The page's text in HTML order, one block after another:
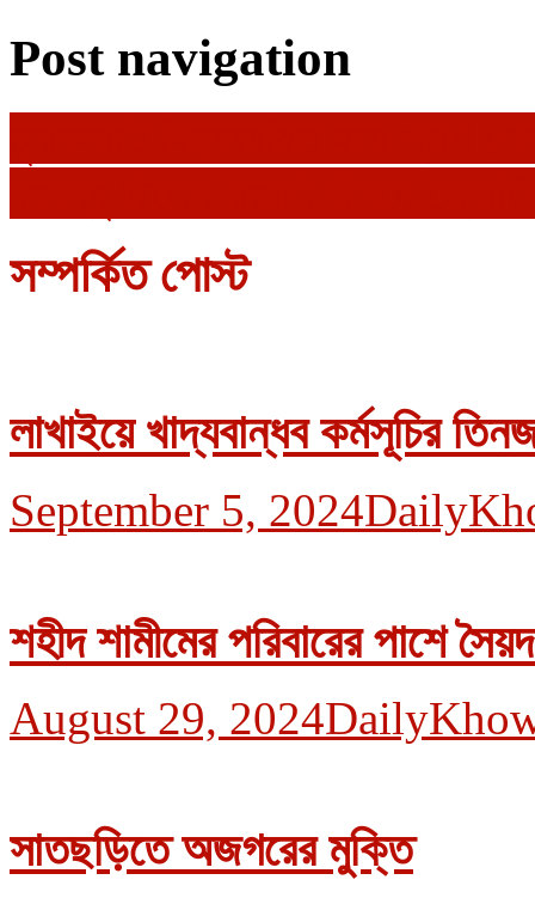
Post navigation
সম্পর্কিত পোস্ট
লাখাইয়ে খাদ্যবান্ধব কর্মসূচির
September 5, 2024
শহীদ শামীমের পরিবারের পাশে
August 29, 2024
সাতছড়িতে অজগরের মুক্তি